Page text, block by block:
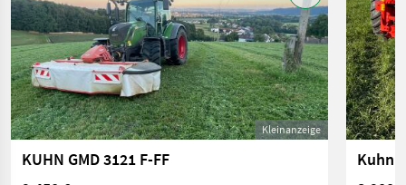
Kleinanzeige
KUHN GMD 3121 F-FF
Kuhn